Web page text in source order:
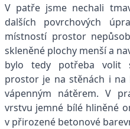
V patře jsme nechali
dalších povrchových
místností prostor
skleněné plochy menší a
bylo tedy potřeba volit
prostor je na stěnách i na
vápenným nátěrem. V
vrstvu jemné bílé hliněné
v přirozené betonové